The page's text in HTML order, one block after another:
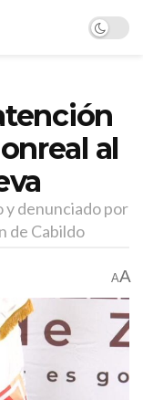
al
y denunciado por
de Cabildo
AA